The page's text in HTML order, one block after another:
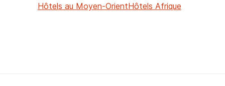
Hôtels au Moyen-OrientHôtels Afrique